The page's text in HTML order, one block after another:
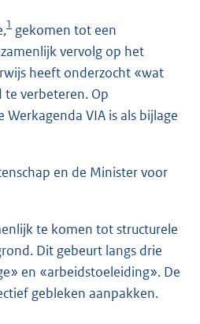
1 gekomen tot een
vervolg op het
heeft onderzocht «wat
verbeteren. Op
VIA is als bijlage
en de Minister voor
te komen tot structurele
Dit gebeurt langs drie
en «arbeidstoeleiding». De
gebleken aanpakken.